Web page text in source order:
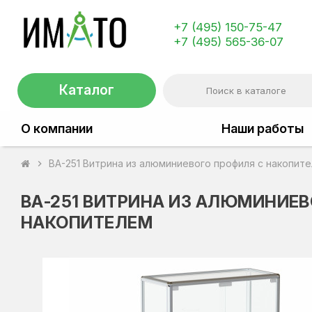
+7 (495) 150-75-47
+7 (495) 565-36-07
Каталог
О компании Наши работы
chevron_right ВА-251 Витрина из алюминиевого профиля с
ВА-251 ВИТРИНА ИЗ
НАКОПИТЕЛЕМ